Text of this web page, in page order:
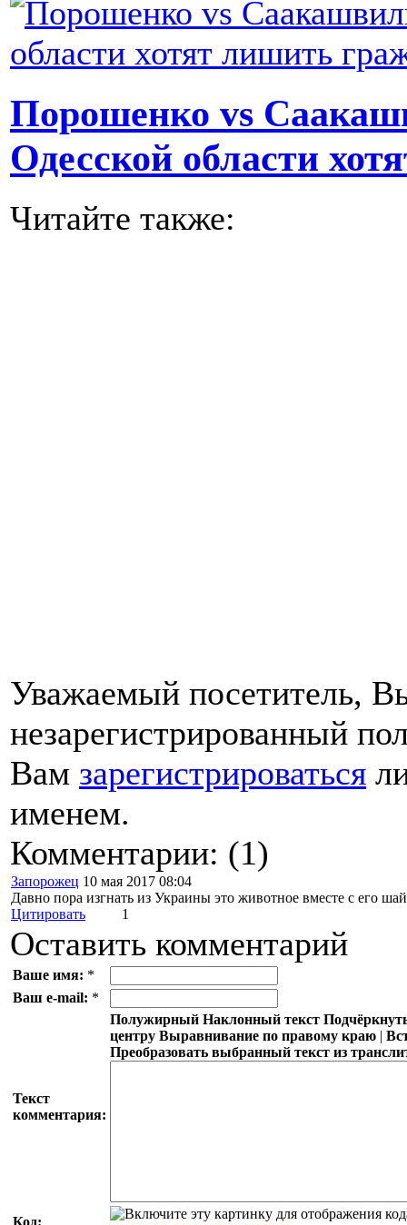
Порошенко vs
Одесской области
Читайте также:
Уважаемый посетитель,
незарегистрированный
Вам зарегистрироваться
именем.
Комментарии: (1)
Запорожец 10 мая 2017 08:04
Давно пора изгнать из Украины это животное вместе с его
Цитировать
1
Оставить комментарий
Ваше имя: *
Ваш e-mail: *
Текст
комментария:
Полужирный Наклонный текст
центру Выравнивание по правому краю |
Преобразовать выбранный текст из
Код: